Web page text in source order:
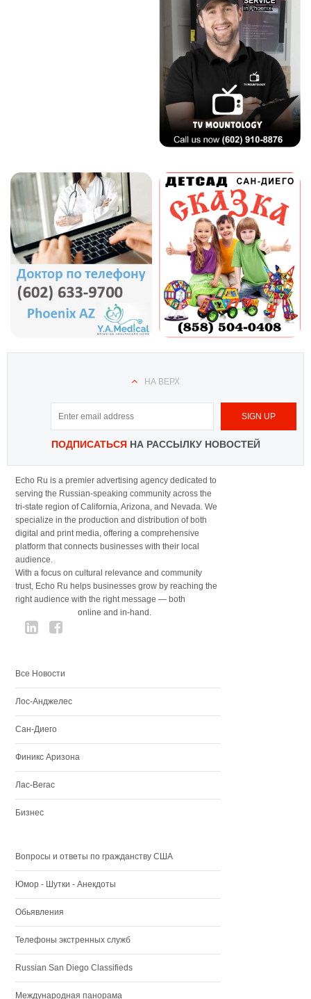
НА ВЕРХ
ПОДПИСАТЬСЯНА РАССЫЛКУ НОВОСТЕЙ
Echo Ru is a premier advertising agency dedicated to
serving the Russian-speaking community across the
tri-state region of California, Arizona, and Nevada. We
specialize in the production and distribution of both
digital and print media, offering a comprehensive
platform that connects businesses with their local
audience.
With a focus on cultural relevance and community
trust, Echo Ru helps businesses grow by reaching the
right audience with the right message — both
online and in-hand.
Все Новости
Лос-Анджелес
Сан-Диего
Финикс Аризона
Лас-Вегас
Бизнес
Вопросы и ответы по гражданству США
Юмор - Шутки - Анекдоты
Обьявления
Телефоны экстренных служб
Russian San Diego Classifieds
Международная панорама